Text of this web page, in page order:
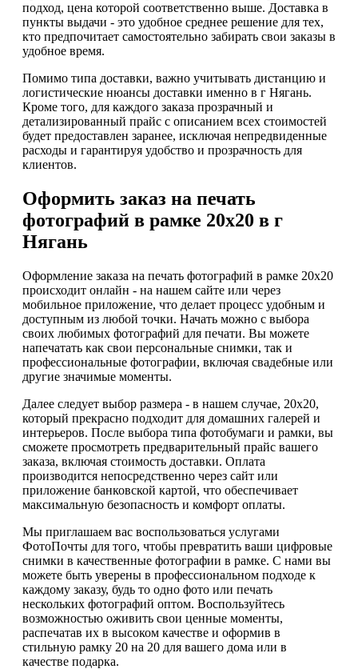
подход, цена которой соответственно выше. Доставка в
пункты выдачи - это удобное среднее решение для тех,
кто предпочитает самостоятельно забирать свои заказы в
удобное время.
Помимо типа доставки, важно учитывать дистанцию и
логистические нюансы доставки именно в г Нягань.
Кроме того, для каждого заказа прозрачный и
детализированный прайс с описанием всех стоимостей
будет предоставлен заранее, исключая непредвиденные
расходы и гарантируя удобство и прозрачность для
клиентов.
Оформить заказ на печать
фотографий в рамке 20х20 в г
Нягань
Оформление заказа на печать фотографий в рамке 20х20
происходит онлайн - на нашем сайте или через
мобильное приложение, что делает процесс удобным и
доступным из любой точки. Начать можно с выбора
своих любимых фотографий для печати. Вы можете
напечатать как свои персональные снимки, так и
профессиональные фотографии, включая свадебные или
другие значимые моменты.
Далее следует выбор размера - в нашем случае, 20х20,
который прекрасно подходит для домашних галерей и
интерьеров. После выбора типа фотобумаги и рамки, вы
сможете просмотреть предварительный прайс вашего
заказа, включая стоимость доставки. Оплата
производится непосредственно через сайт или
приложение банковской картой, что обеспечивает
максимальную безопасность и комфорт оплаты.
Мы приглашаем вас воспользоваться услугами
ФотоПочты для того, чтобы превратить ваши цифровые
снимки в качественные фотографии в рамке. С нами вы
можете быть уверены в профессиональном подходе к
каждому заказу, будь то одно фото или печать
нескольких фотографий оптом. Воспользуйтесь
возможностью оживить свои ценные моменты,
распечатав их в высоком качестве и оформив в
стильную рамку 20 на 20 для вашего дома или в
качестве подарка.